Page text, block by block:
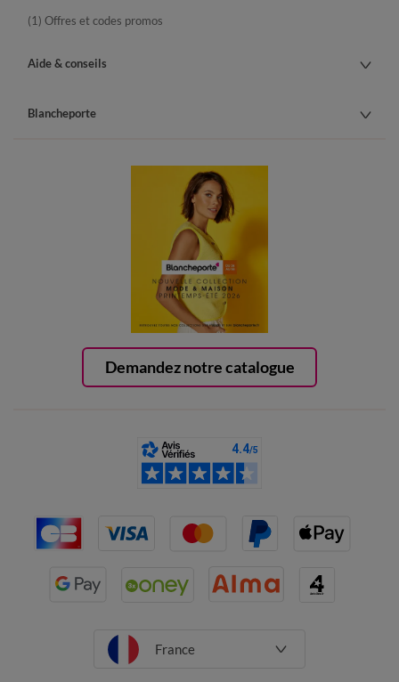
Demandez notre catalogue
(1) Offres et codes promos
Aide & conseils
Blancheporte
France